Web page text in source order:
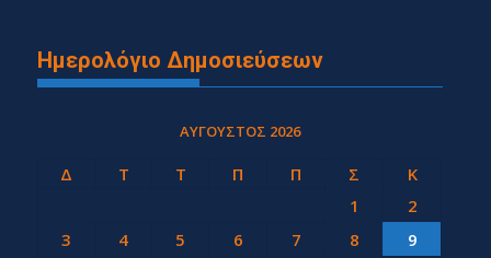
Ημερολόγιο Δημοσιεύσεων
ΑΎΓΟΥΣΤΟΣ 2026
Δ Τ Τ Π Π Σ
Κ
1
2
3
4 5 6 7 8
9